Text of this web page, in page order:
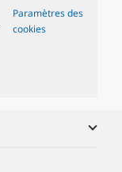
Paramètres des
cookies